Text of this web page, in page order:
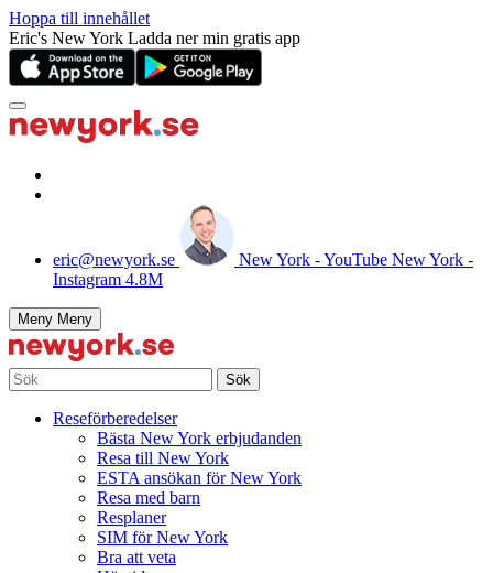
Hoppa till innehållet
Eric's New York Ladda ner min gratis app
eric@newyork.se New York - YouTube New York -
Instagram 4.8M
Meny Meny
Sök
Reseförberedelser
Bästa New York erbjudanden
Resa till New York
ESTA ansökan för New York
Resa med barn
Resplaner
SIM för New York
Bra att veta